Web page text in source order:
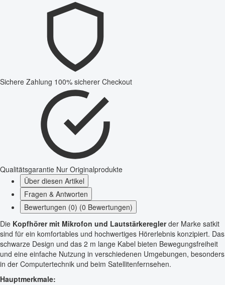
Sichere Zahlung 100% sicherer Checkout
Qualitätsgarantie Nur Originalprodukte
Über diesen Artikel
Fragen & Antworten
Bewertungen (0) (0 Bewertungen)
Die Kopfhörer mit Mikrofon und Lautstärkereglerder Marke satkit
sind für ein komfortables und hochwertiges Hörerlebnis konzipiert. Das
schwarze Design und das 2 m lange Kabel bieten Bewegungsfreiheit
und eine einfache Nutzung in verschiedenen Umgebungen, besonders
in der Computertechnik und beim Satellitenfernsehen.
Hauptmerkmale: